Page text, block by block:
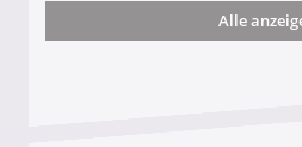
darf Geld behalten!
Alle